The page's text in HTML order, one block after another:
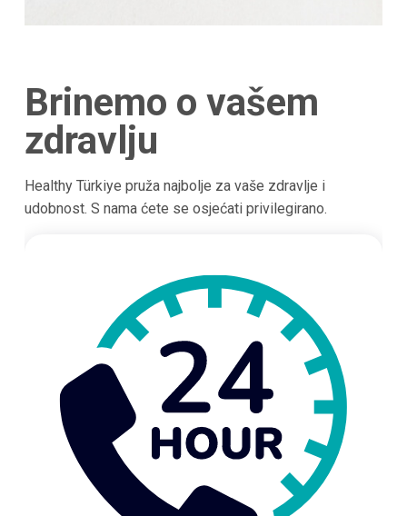
Brinemo o vašem
zdravlju
Healthy Türkiye pruža najbolje za vaše zdravlje i
udobnost. S nama ćete se osjećati privilegirano.